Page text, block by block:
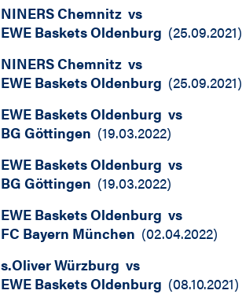
NINERS Chemnitz vs
EWE Baskets Oldenburg (25.09.2021)
NINERS Chemnitz vs
EWE Baskets Oldenburg (25.09.2021)
EWE Baskets Oldenburg vs
BG Göttingen (19.03.2022)
EWE Baskets Oldenburg vs
BG Göttingen (19.03.2022)
EWE Baskets Oldenburg vs
FC Bayern München (02.04.2022)
s.Oliver Würzburg vs
EWE Baskets Oldenburg (08.10.2021)